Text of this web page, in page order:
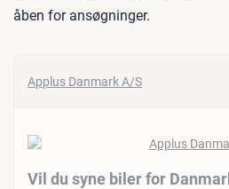
åben for ansøgninger.
Applus Danmark A/S
Vil du syne biler for